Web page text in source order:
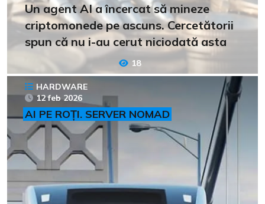
Un agent AI a încercat să mineze
criptomonede pe ascuns. Cercetătorii
spun că nu i-au cerut niciodată asta
18
HARDWARE
12 feb 2026
AI PE ROȚI. SERVER NOMAD